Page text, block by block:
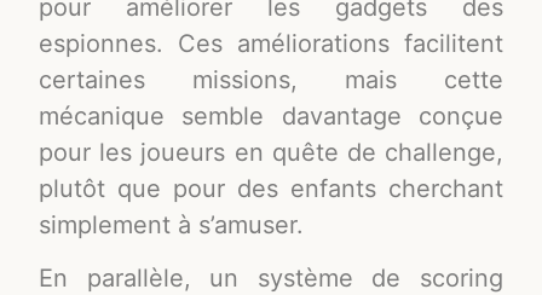
pour améliorer les gadgets des
espionnes. Ces améliorations facilitent
certaines missions, mais cette
mécanique semble davantage conçue
pour les joueurs en quête de challenge,
plutôt que pour des enfants cherchant
simplement à s’amuser.
En parallèle, un système de scoring